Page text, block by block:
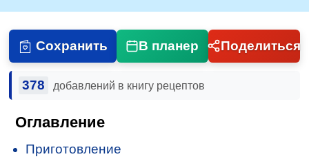
Сохранить В планер Поделиться
378 добавлений в книгу рецептов
Оглавление
Приготовление